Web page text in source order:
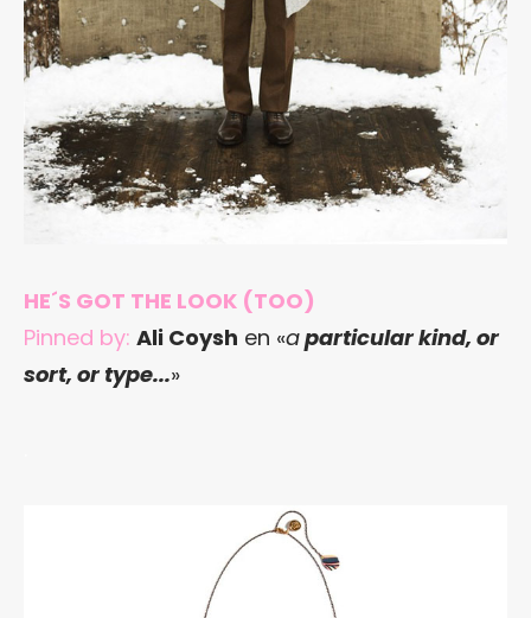
HE´S GOT THE LOOK (TOO)
Pinned by: Ali Coysh en «aparticular kind, or
sort, or type...»